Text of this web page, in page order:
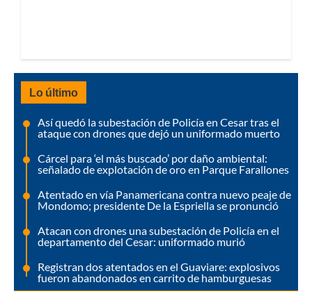
Lo último
Así quedó la subestación de Policía en Cesar tras el
ataque con drones que dejó un uniformado muerto
Cárcel para ‘el más buscado’ por daño ambiental:
señalado de explotación de oro en Parque Farallones
Atentado en vía Panamericana contra nuevo peaje de
Mondomo; presidente De la Espriella se pronunció
Atacan con drones una subestación de Policía en el
departamento del Cesar: uniformado murió
Registran dos atentados en el Guaviare: explosivos
fueron abandonados en carrito de hamburguesas